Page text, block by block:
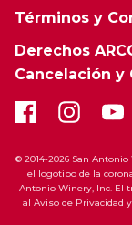
Términos y
Derechos
Cancelación y
© 2014-2026 San
el logotipo de la
Antonio Winery, Inc. El
al Aviso de Privacidad